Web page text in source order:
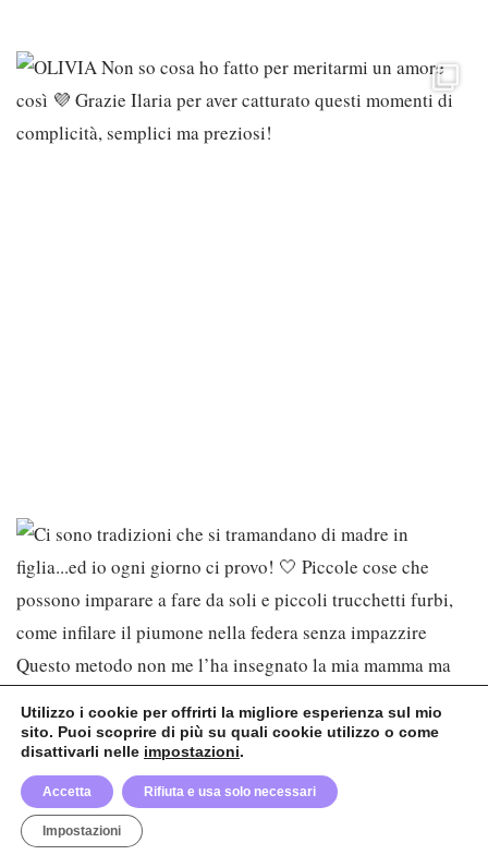
Utilizzo i cookie per offrirti la migliore esperienza sul mio
sito. Puoi scoprire di più su quali cookie utilizzo o come
disattivarli nelle impostazioni.
Accetta Rifiuta e usa solo necessari
Impostazioni